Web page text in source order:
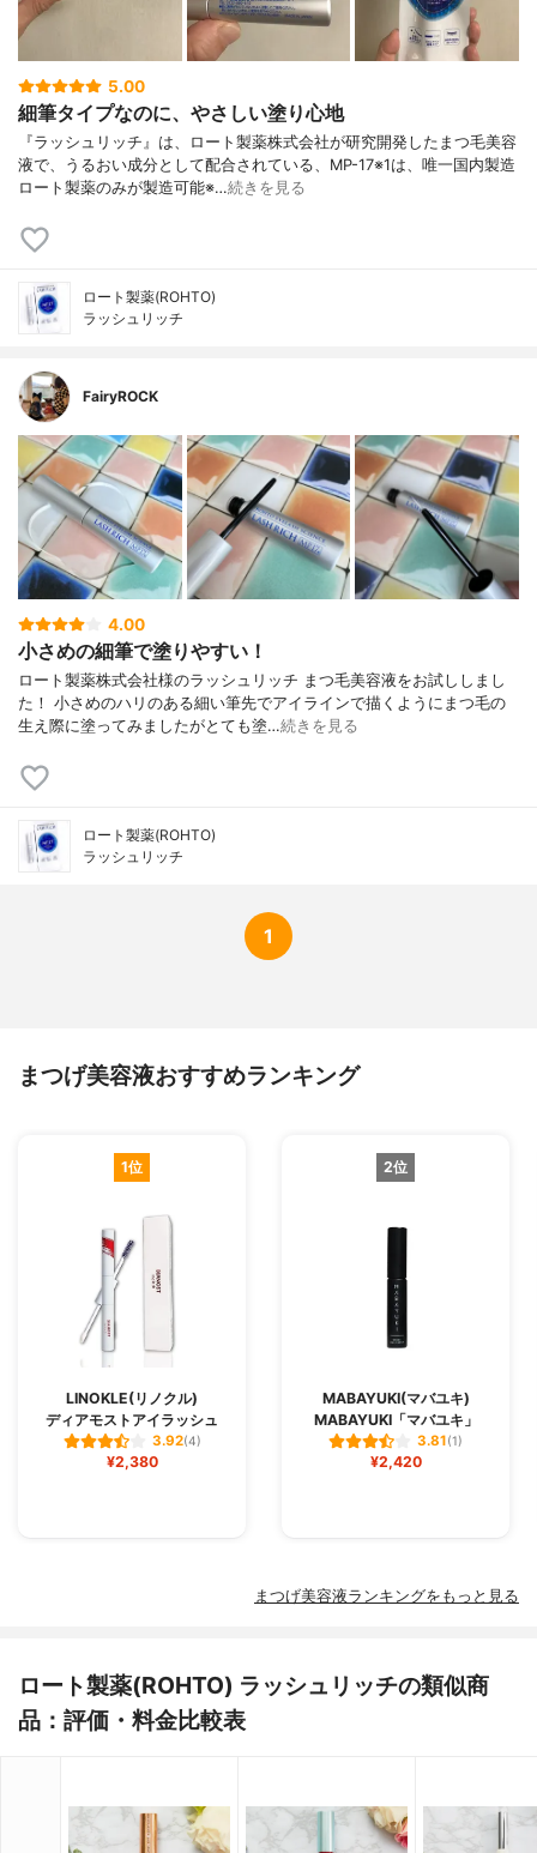
5.00
細筆タイプなのに、やさしい塗り心地
『ラッシュリッチ』は、ロート製薬株式会社が研究開発したまつ毛美容
液で、うるおい成分として配合されている、MP-17※1は、唯一国内製造
ロート製薬のみが製造可能※…続きを見る
ロート製薬(ROHTO)
ラッシュリッチ
FairyROCK
4.00
小さめの細筆で塗りやすい！
ロート製薬株式会社様のラッシュリッチ まつ毛美容液をお試ししまし
た！ 小さめのハリのある細い筆先でアイラインで描くようにまつ毛の
生え際に塗ってみましたがとても塗…続きを見る
ロート製薬(ROHTO)
ラッシュリッチ
1
まつげ美容液おすすめランキング
1位
LINOKLE(リノクル)
ディアモストアイラッシュ
3.92(4)
¥2,380
2位
MABAYUKI(マバユキ)
MABAYUKI「マバユキ」
3.81(1)
¥2,420
まつげ美容液ランキングをもっと見る
ロート製薬(ROHTO) ラッシュリッチの類似商
品：評価・料金比較表